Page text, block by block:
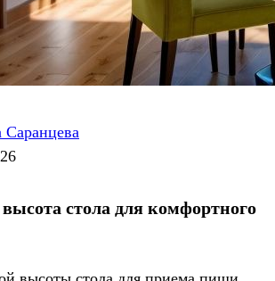
стола для комфортного